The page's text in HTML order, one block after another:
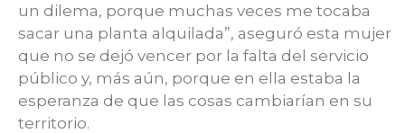
un dilema, porque muchas veces me tocaba
sacar una planta alquilada”, aseguró esta mujer
que no se dejó vencer por la falta del servicio
público y, más aún, porque en ella estaba la
esperanza de que las cosas cambiarían en su
territorio.